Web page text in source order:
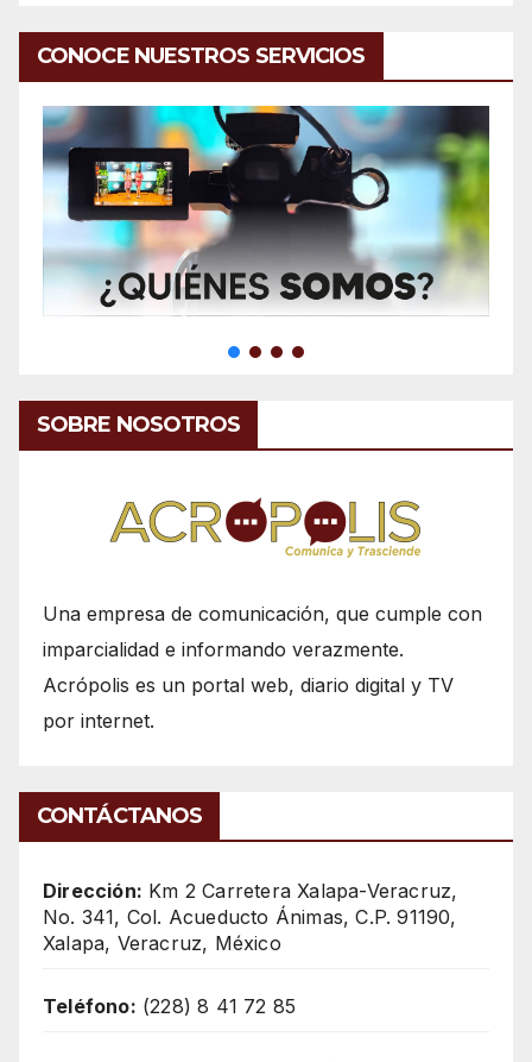
CONOCE NUESTROS SERVICIOS
SOBRE NOSOTROS
Una empresa de comunicación, que cumple con
imparcialidad e informando verazmente.
Acrópolis es un portal web, diario digital y TV
por internet.
CONTÁCTANOS
Dirección: Km 2 Carretera Xalapa-Veracruz,
No. 341, Col. Acueducto Ánimas, C.P. 91190,
Xalapa, Veracruz, México
Teléfono: (228) 8 41 72 85